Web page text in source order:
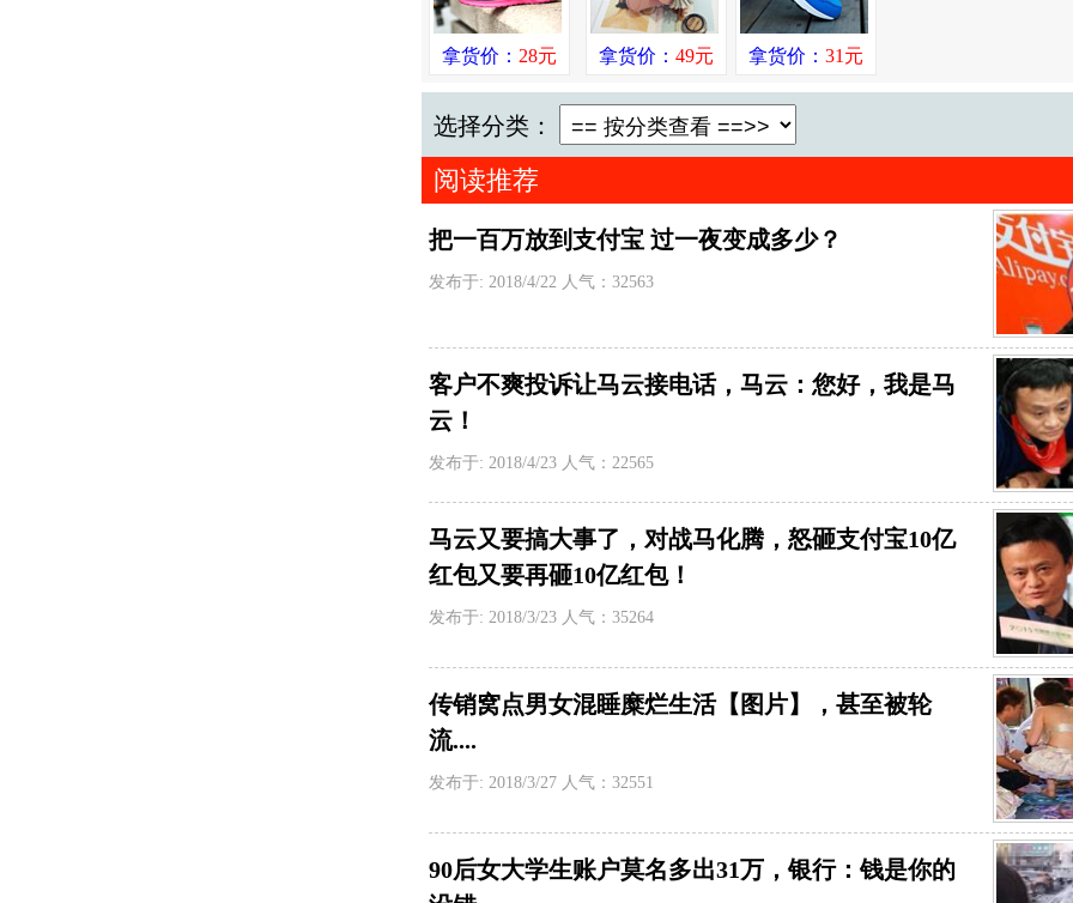
拿货价： 28元 拿货价：49元 拿货价： 31元
选择分类：
阅读推荐
把一百万放到支付宝 过一夜变成多少？
发布于: 2018/4/22 人气：32563
客户不爽投诉让马云接电话，马云：您好，我是马
云！
发布于: 2018/4/23 人气：22565
马云又要搞大事了，对战马化腾，怒砸支付宝10亿
红包又要再砸10亿红包！
发布于: 2018/3/23 人气：35264
传销窝点男女混睡糜烂生活【图片】，甚至被轮
流....
发布于: 2018/3/27 人气：32551
90后女大学生账户莫名多出31万，银行：钱是你的